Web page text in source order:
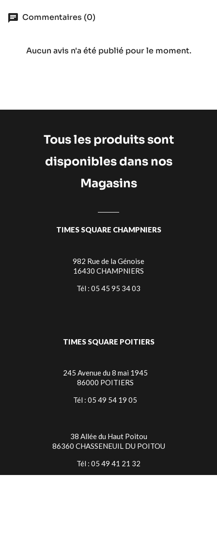
Commentaires (0)
Aucun avis n'a été publié pour le moment.
Tous les produits sont
disponibles dans nos
Magasins
TIMES SQUARE CHAMPNIERS
982 Rue de la Génoise
16430 CHAMPNIERS
Tél : 05 45 95 34 03
TIMES SQUARE POITIERS
245 Avenue du 8 mai 1945
86000 POITIERS
Tél : 05 49 54 19 05
38 Allée du Haut Poitou
86360 CHASSENEUIL DU POITOU
Tél : 05 49 41 21 32